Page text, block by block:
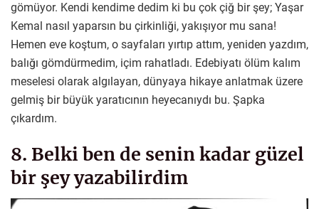
gömüyor. Kendi kendime dedim ki bu çok çiğ bir şey; Yaşar
Kemal nasıl yaparsın bu çirkinliği, yakışıyor mu sana!
Hemen eve koştum, o sayfaları yırtıp attım, yeniden yazdım,
balığı gömdürmedim, içim rahatladı. Edebiyatı ölüm kalım
meselesi olarak algılayan, dünyaya hikaye anlatmak üzere
gelmiş bir büyük yaratıcının heyecanıydı bu. Şapka
çıkardım.
8. Belki ben de senin kadar güzel
bir şey yazabilirdim